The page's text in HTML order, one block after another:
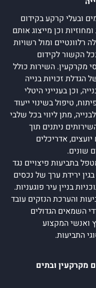
ובעלי קרקע בקידום
וכן מייצוג אותם
רלוונטיים ומול רשויות
הקשור לקידום
מקרקעין. השירות כולל
הגדלת זכויות בנייה
וכן בענייני היטלי
טיפול בשינוי ייעוד
מתן ליווי בכל שלבי
ניתנים תוך
אדריכלים
שונים.
בתביעות פיצויים נגד
ירידת ערך של נכסים
בניין עיר פוגעניות.
והערכת הנזקים עובד
השמאים הגדולים
ואנשי המקצוע
התביעות.
מקרקעין ובתים